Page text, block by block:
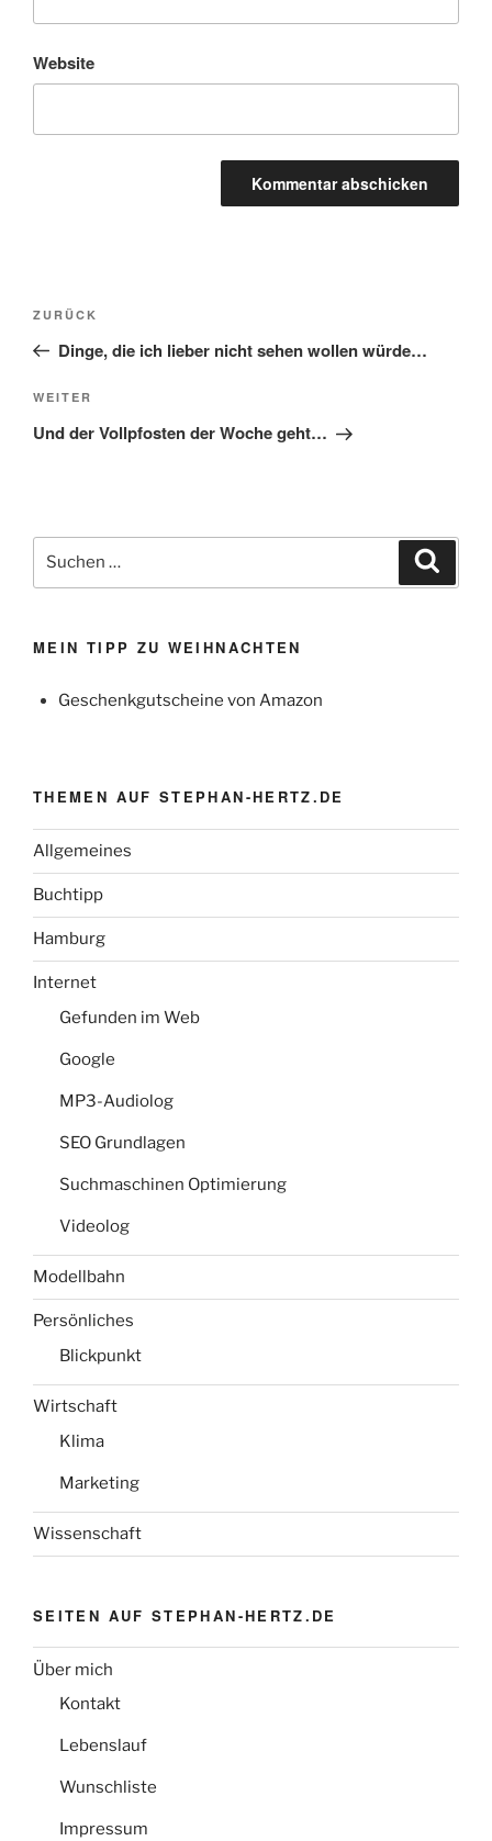
Website
Beitragsnavigation
Vorheriger
Beitrag
ZURÜCK
Dinge, die ich lieber nicht sehen wollen würde…
Nächster
Beitrag
WEITER
Und der Vollpfosten der Woche geht…
Suchen
nach:
MEIN TIPP ZU WEIHNACHTEN
Geschenkgutscheine von Amazon
THEMEN AUF STEPHAN-HERTZ.DE
Allgemeines
Buchtipp
Hamburg
Internet
Gefunden im Web
Google
MP3-Audiolog
SEO Grundlagen
Suchmaschinen Optimierung
Videolog
Modellbahn
Persönliches
Blickpunkt
Wirtschaft
Klima
Marketing
Wissenschaft
SEITEN AUF STEPHAN-HERTZ.DE
Über mich
Kontakt
Lebenslauf
Wunschliste
Impressum